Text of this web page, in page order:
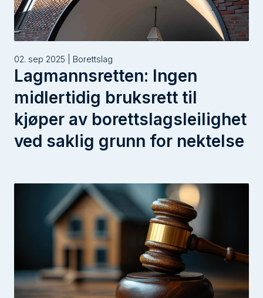
02. sep 2025 | Borettslag
Lagmannsretten: Ingen
midlertidig bruksrett til
kjøper av borettslagsleilighet
ved saklig grunn for nektelse